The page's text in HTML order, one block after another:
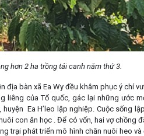
hơn 2 ha trồng tái canh năm thứ 3.
địa bàn xã Ea Wy đều khâm phục ý chí
liêng của Tổ quốc, gác lại những ước
Ea H’leo lập nghiệp. Cuộc sống
con ăn học . Để có vốn, hai vợ chồng
trại phát triển mô hình chăn nuôi heo